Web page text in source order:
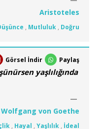
Aristoteles
, Mutluluk , Doğru
Görsel İndir Paylaş
yaşlılığında
Wolfgang von Goethe
, Hayal , Yaşlılık , İdeal